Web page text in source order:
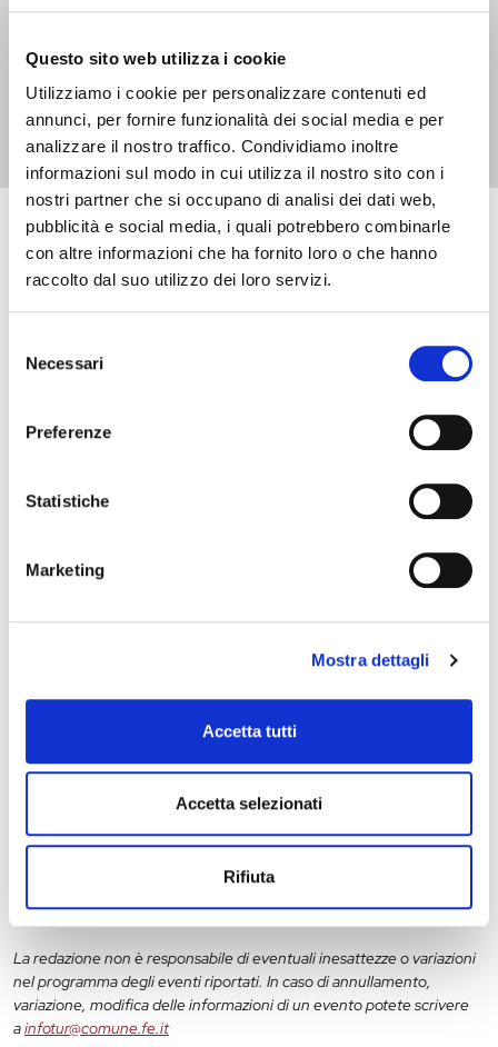
Questo sito web utilizza i cookie
Utilizziamo i cookie per personalizzare contenuti ed
annunci, per fornire funzionalità dei social media e per
analizzare il nostro traffico. Condividiamo inoltre
informazioni sul modo in cui utilizza il nostro sito con i
nostri partner che si occupano di analisi dei dati web,
pubblicità e social media, i quali potrebbero combinarle
con altre informazioni che ha fornito loro o che hanno
raccolto dal suo utilizzo dei loro servizi.
delNecessari
Preferenze
Statistiche
Marketing
Mostra dettagli
Accetta tutti
Accetta selezionati
Rifiuta
1 2
Eventi in arrivo
Stagione Concertistica – Odhecaton – Palazzo
Schifanoia
12 13 14
La redazione non è responsabile di eventuali inesattezze o variazioni
nel programma degli eventi riportati. In caso di annullamento,
variazione, modifica delle informazioni di un evento potete scrivere
ainfotur@comune.fe.it